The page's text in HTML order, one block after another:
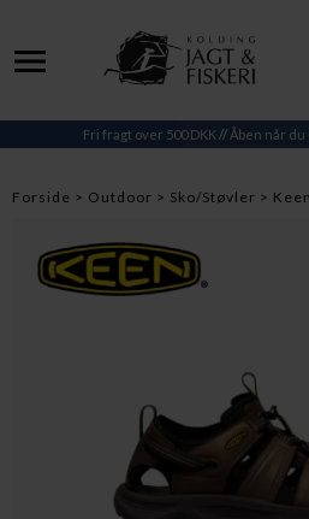
Fri fragt over 500 DKK// Åben når
Forside Outdoor Sko/Støvler Keen